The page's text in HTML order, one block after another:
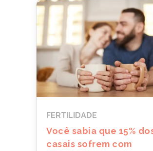
FERTILIDADE
Você sabia que 15%
casais sofrem com